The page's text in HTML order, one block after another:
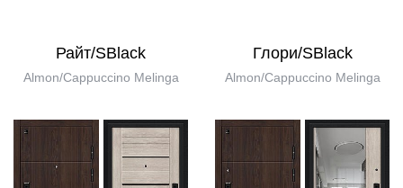
Райт/SBlack
Almon/Cappuccino Melinga
Глори/SBlack
Almon/Cappuccino Melinga